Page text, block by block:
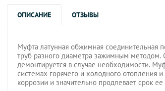
ОПИСАНИЕ ОТЗЫВЫ
Муфта латунная обжимная соединительная
труб разного диаметра зажимным методом.
демонтируется в случае необходимости.
системах горячего и холодного отопления
коррозии и значительно продлевает срок ее